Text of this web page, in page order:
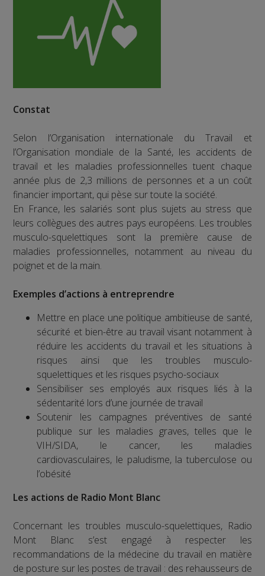
Constat
Selon l’Organisation internationale du Travail et
l’Organisation mondiale de la Santé, les accidents de
travail et les maladies professionnelles tuent chaque
année plus de 2,3 millions de personnes et a un coût
financier important, qui pèse sur toute la société.
En France, les salariés sont plus sujets au stress que
leurs collègues des autres pays européens. Les troubles
musculo-squelettiques sont la première cause de
maladies professionnelles, notamment au niveau du
poignet et de la main.
Exemples d’actions à entreprendre
Mettre en place une politique ambitieuse de santé,
sécurité et bien-être au travail visant notamment à
réduire les accidents du travail et les situations à
risques ainsi que les troubles musculo-
squelettiques et les risques psycho-sociaux
Sensibiliser ses employés aux risques liés à la
sédentarité lors d’une journée de travail
Soutenir les campagnes préventives de santé
publique sur les maladies graves, telles que le
VIH/SIDA, le cancer, les maladies
cardiovasculaires, le paludisme, la tuberculose ou
l’obésité
Les actions de Radio Mont Blanc
Concernant les troubles musculo-squelettiques, Radio
Mont Blanc s’est engagé à respecter les
recommandations de la médecine du travail en matière
de posture sur les postes de travail : des rehausseurs de